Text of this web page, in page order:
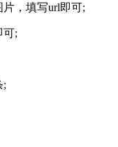
，填写url即可;
;
;